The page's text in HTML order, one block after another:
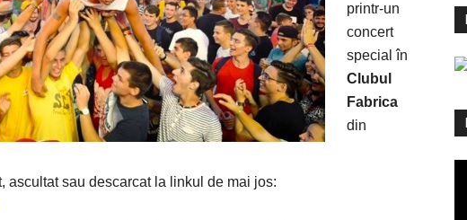
printr-un
concert
special în
Clubul
Fabrica
din
ascultat sau descarcat la linkul de mai jos: